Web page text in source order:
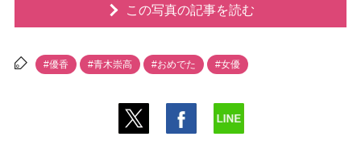
この写真の記事を読む
#優香 #青木崇高 #おめでた #女優